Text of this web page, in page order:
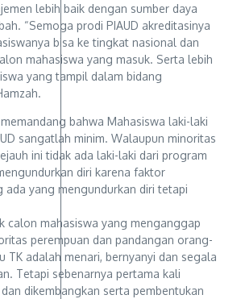
lebih baik dengan sumber daya
“Semoga prodi PIAUD akreditasinya
bisa ke tingkat nasional dan
mahasiswa yang masuk. Serta lebih
yang tampil dalam bidang
bahwa Mahasiswa laki-laki
sangatlah minim. Walaupun minoritas
ini tidak ada laki-laki dari program
diri karena faktor
ada yang mengundurkan diri tetapi
calon mahasiswa yang menganggap
perempuan dan pandangan orang-
TK adalah menari, bernyanyi dan segala
Tetapi sebenarnya pertama kali
dikembangkan serta pembentukan